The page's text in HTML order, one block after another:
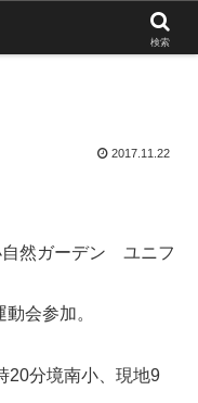
ブレーブス！
2017.11.22
然ガーデン ユニフ
会参加。
20分境南小、現地9
検索